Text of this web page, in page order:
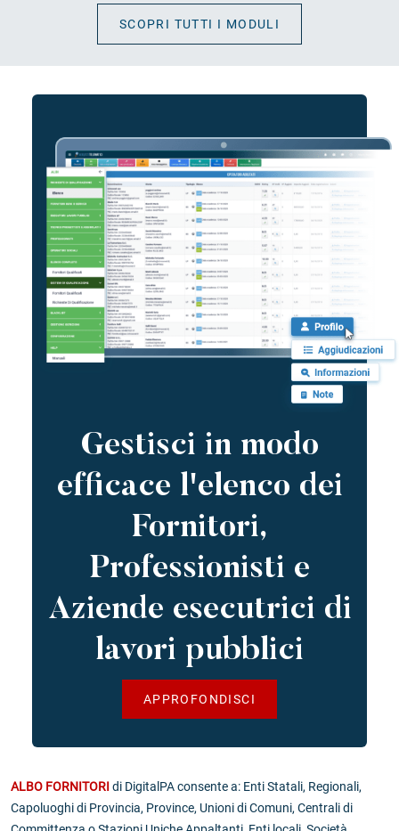
SCOPRI TUTTI I MODULI
Gestisci in modo
efficace l'elenco dei
Fornitori,
Professionisti e
Aziende esecutrici di
lavori pubblici
APPROFONDISCI
ALBO FORNITORI di DigitalPA consente a: Enti Statali, Regionali,
Capoluoghi di Provincia, Province, Unioni di Comuni, Centrali di